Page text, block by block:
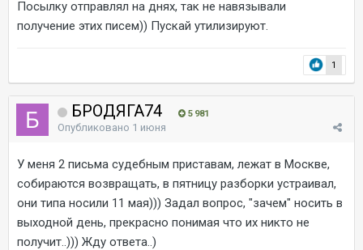
Посылку отправлял на днях, так не навязывали
получение этих писем)) Пускай утилизируют.
1
БРОДЯГА74 5 981
Опубликовано 1 июня
У меня 2 письма судебным приставам, лежат в Москве,
собираются возвращать, в пятницу разборки устраивал,
они типа носили 11 мая))) Задал вопрос, "зачем" носить в
выходной день, прекрасно понимая что их никто не
получит..))) Жду ответа..)